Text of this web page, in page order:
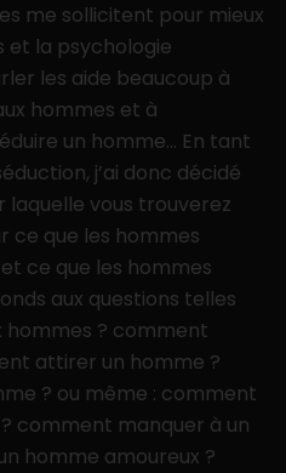
me sollicitent pour mieux
et la psychologie
les aide beaucoup à
hommes et à
un homme… En tant
j’ai donc décidé
vous trouverez
ce que les hommes
ce que les hommes
aux questions telles
hommes ? comment
attirer un homme ?
? ou même : comment
comment manquer à un
homme amoureux ?